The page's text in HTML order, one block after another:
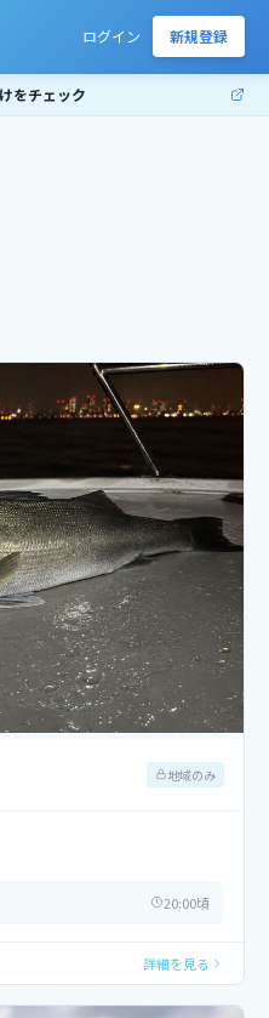
ログイン 新規登録
をチェック
地域のみ
20:00頃
詳細を見る